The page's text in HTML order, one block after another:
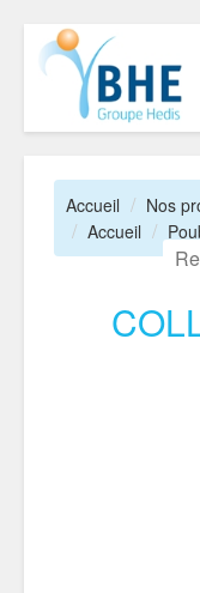
Accueil Nos
Accueil